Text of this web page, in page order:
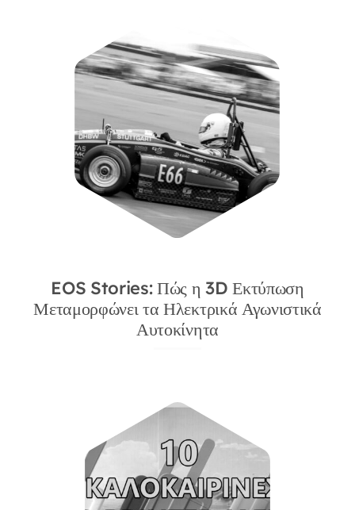
EOS Stories: Πώς η 3D Εκτύπωση
Μεταμορφώνει τα Ηλεκτρικά Αγωνιστικά
Αυτοκίνητα